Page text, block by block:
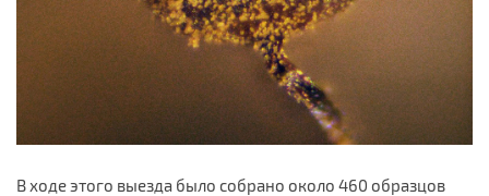
В ходе этого выезда было собрано около 460 образцов